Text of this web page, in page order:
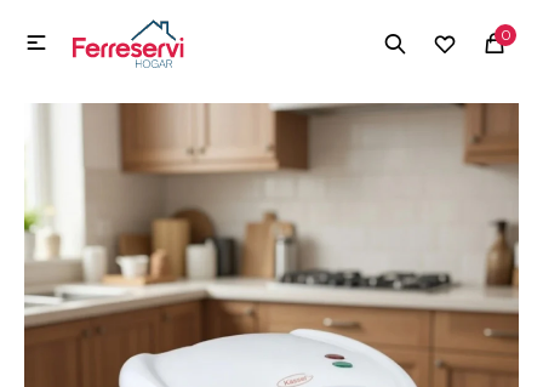
0

MI CUENTA
Menú Herramientas y Construcción Electrodomésticos
Electrodomésticos
Tecnología